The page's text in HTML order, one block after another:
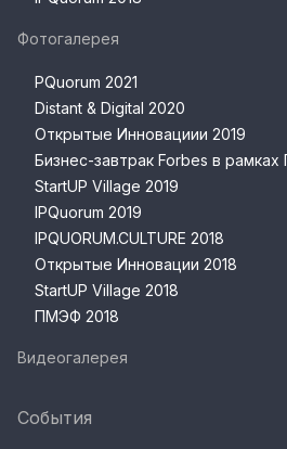
Фотогалерея
PQuorum 2021
Distant & Digital 2020
Открытые Инновациии 2019
Бизнес-завтрак Forbes в
StartUP Village 2019
IPQuorum 2019
IPQUORUM.CULTURE 2018
Открытые Инновации 2018
StartUP Village 2018
ПМЭФ 2018
Видеогалерея
События